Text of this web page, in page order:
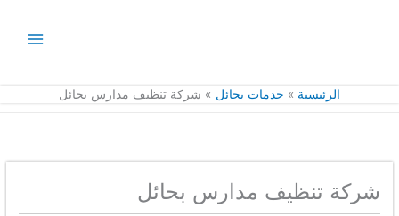
الرئيسية خدمات بحائل شركة تنظيف مدارس بحائل
شركة تنظيف مدارس بحائل